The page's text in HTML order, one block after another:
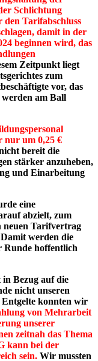
Schlichtung
Tarifabschluss
damit in der
beginnen wird, das
Zeitpunkt liegt
zum
vor, das
am Ball
nur um 0,25 €
bereit die
stärker anzuheben,
und Einarbeitung
eine
abzielt, zum
neuen Tarifvertrag
werden die
Runde hoffentlich
in Bezug auf die
nicht unseren
konnten wir
von Mehrarbeit
unserer
zeitnah das Thema
kann bei der
sein. Wir mussten